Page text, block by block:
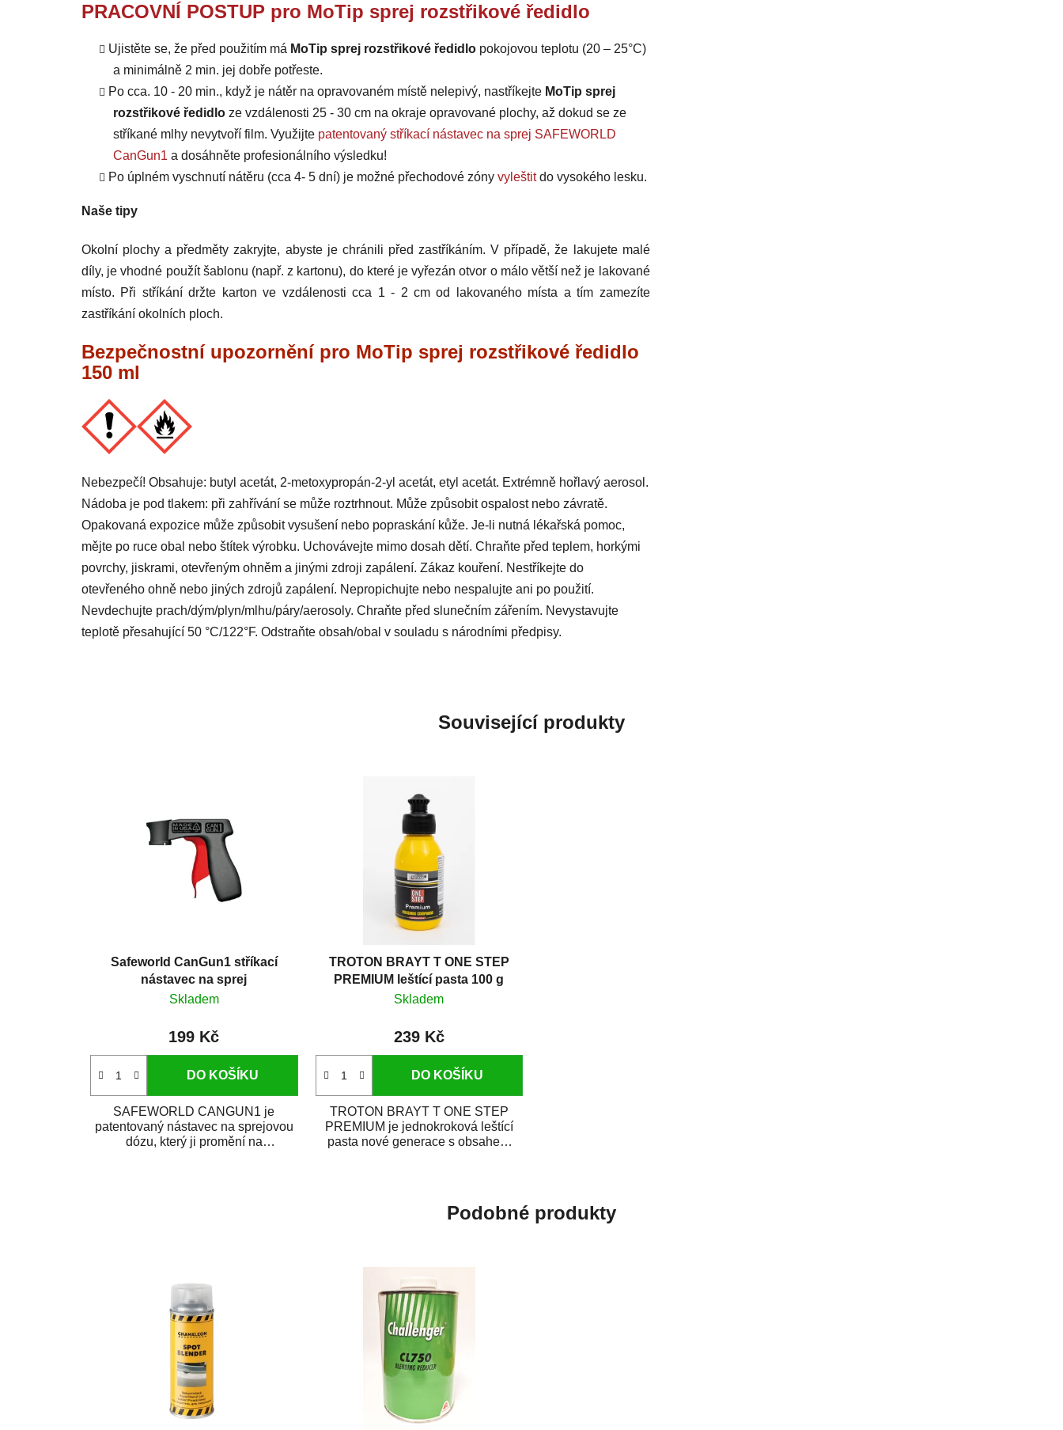
PRACOVNÍ POSTUP pro MoTip sprej rozstřikové ředidlo
Ujistěte se, že před použitím má MoTip sprej rozstřikové ředidlo pokojovou teplotu (20 – 25°C)
a minimálně 2 min. jej dobře potřeste.
Po cca. 10 - 20 min., když je nátěr na opravovaném místě nelepivý, nastříkejte MoTip sprej
rozstřikové ředidlo ze vzdálenosti 25 - 30 cm na okraje opravované plochy, až dokud se ze
stříkané mlhy nevytvoří film. Využijte patentovaný stříkací nástavec na sprej SAFEWORLD
CanGun1 a dosáhněte profesionálního výsledku!
Po úplném vyschnutí nátěru (cca 4- 5 dní) je možné přechodové zóny vyleštitdo vysokého lesku.
Naše tipy
Okolní plochy a předměty zakryjte, abyste je chránili před zastříkáním. V případě, že lakujete malé
díly, je vhodné použít šablonu (např. z kartonu), do které je vyřezán otvor o málo větší než je lakované
místo. Při stříkání držte karton ve vzdálenosti cca 1 - 2 cm od lakovaného místa a tím zamezíte
zastříkání okolních ploch.
Bezpečnostní upozornění pro MoTip sprej rozstřikové ředidlo
150 ml
Nebezpečí! Obsahuje: butyl acetát, 2-metoxypropán-2-yl acetát, etyl acetát. Extrémně hořlavý aerosol.
Nádoba je pod tlakem: při zahřívání se může roztrhnout. Může způsobit ospalost nebo závratě.
Opakovaná expozice může způsobit vysušení nebo popraskání kůže. Je-li nutná lékařská pomoc,
mějte po ruce obal nebo štítek výrobku. Uchovávejte mimo dosah dětí. Chraňte před teplem, horkými
povrchy, jiskrami, otevřeným ohněm a jinými zdroji zapálení. Zákaz kouření. Nestříkejte do
otevřeného ohně nebo jiných zdrojů zapálení. Nepropichujte nebo nespalujte ani po použití.
Nevdechujte prach/dým/plyn/mlhu/páry/aerosoly. Chraňte před slunečním zářením. Nevystavujte
teplotě přesahující 50 °C/122°F. Odstraňte obsah/obal v souladu s národními předpisy.
Související produkty
Safeworld CanGun1 stříkací
nástavec na sprej
Skladem
199 Kč
DO KOŠÍKU
SAFEWORLD CANGUN1 je
patentovaný nástavec na sprejovou
dózu, který ji promění na
TROTON BRAYT T ONE STEP
PREMIUM leštící pasta 100 g
Skladem
239 Kč
DO KOŠÍKU
TROTON BRAYT T ONE STEP
PREMIUM je jednokroková leštící
pasta nové generace s obsahem
Podobné produkty